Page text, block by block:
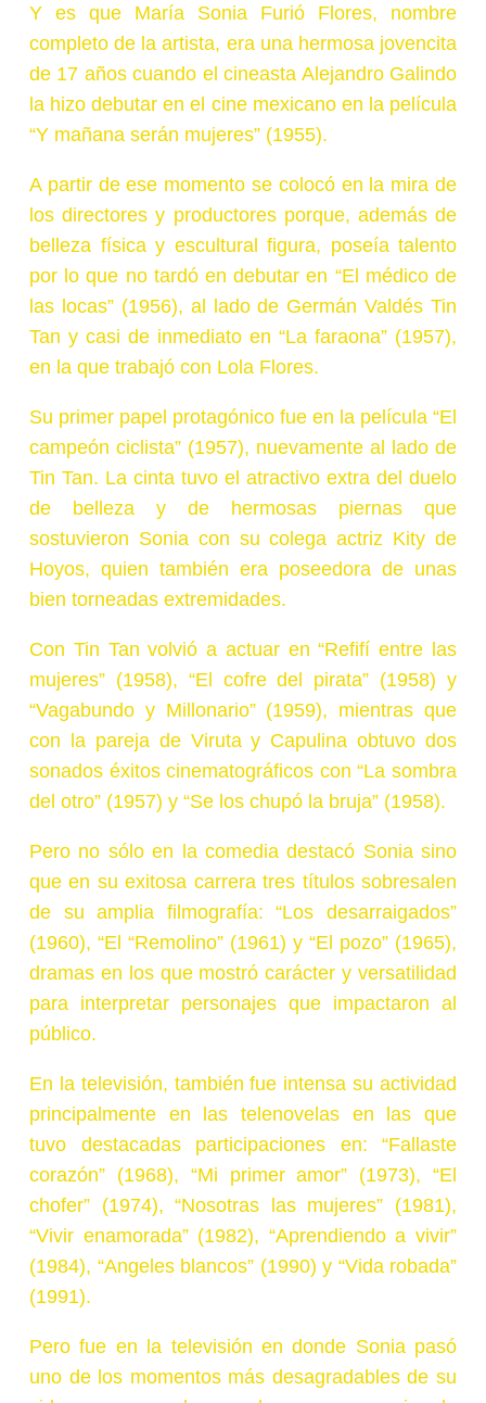
Y es que María Sonia Furió Flores, nombre
completo de la artista, era una hermosa jovencita
de 17 años cuando el cineasta Alejandro Galindo
la hizo debutar en el cine mexicano en la película
“Y mañana serán mujeres” (1955).
A partir de ese momento se colocó en la mira de
los directores y productores porque, además de
belleza física y escultural figura, poseía talento
por lo que no tardó en debutar en “El médico de
las locas” (1956), al lado de Germán Valdés Tin
Tan y casi de inmediato en “La faraona” (1957),
en la que trabajó con Lola Flores.
Su primer papel protagónico fue en la película “El
campeón ciclista” (1957), nuevamente al lado de
Tin Tan. La cinta tuvo el atractivo extra del duelo
de belleza y de hermosas piernas que
sostuvieron Sonia con su colega actriz Kity de
Hoyos, quien también era poseedora de unas
bien torneadas extremidades.
Con Tin Tan volvió a actuar en “Refifí entre las
mujeres” (1958), “El cofre del pirata” (1958) y
“Vagabundo y Millonario” (1959), mientras que
con la pareja de Viruta y Capulina obtuvo dos
sonados éxitos cinematográficos con “La sombra
del otro” (1957) y “Se los chupó la bruja” (1958).
Pero no sólo en la comedia destacó Sonia sino
que en su exitosa carrera tres títulos sobresalen
de su amplia filmografía: “Los desarraigados”
(1960), “El “Remolino” (1961) y “El pozo” (1965),
dramas en los que mostró carácter y versatilidad
para interpretar personajes que impactaron al
público.
En la televisión, también fue intensa su actividad
principalmente en las telenovelas en las que
tuvo destacadas participaciones en: “Fallaste
corazón” (1968), “Mi primer amor” (1973), “El
chofer” (1974), “Nosotras las mujeres” (1981),
“Vivir enamorada” (1982), “Aprendiendo a vivir”
(1984), “Angeles blancos” (1990) y “Vida robada”
(1991).
Pero fue en la televisión en donde Sonia pasó
uno de los momentos más desagradables de su